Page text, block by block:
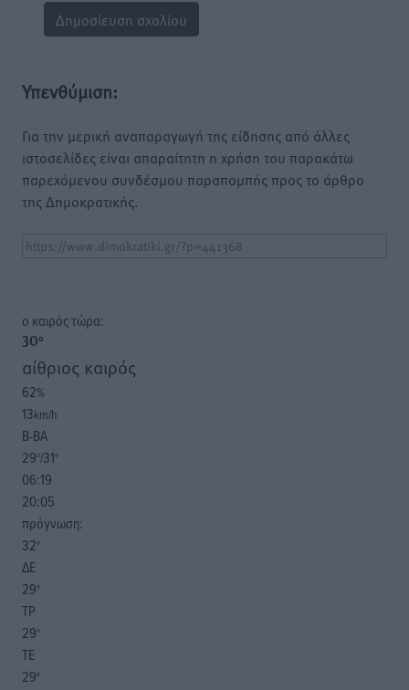
Υπενθύμιση:
Για την μερική αναπαραγωγή της είδησης από άλλες
ιστοσελίδες είναι απαραίτητη η χρήση του παρακάτω
παρεχόμενου συνδέσμου παραπομπής προς το άρθρο
της Δημοκρατικής.
o καιρός τώρα:
30°
αίθριος καιρός
62%
13km/h
Β-ΒΑ
29°/31°
06:19
20:05
πρόγνωση:
32°
ΔΕ
29°
ΤΡ
29°
ΤΕ
29°